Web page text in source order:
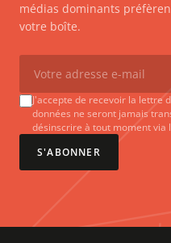
médias dominants
votre boîte.
J'accepte de recevoir la lettre
données ne seront jamais
désinscrire à tout moment via
S'ABONNER